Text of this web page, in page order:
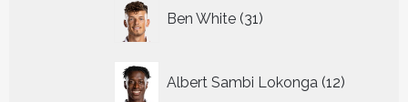
Ben White 31
producten
Albert Sambi Lokonga 12